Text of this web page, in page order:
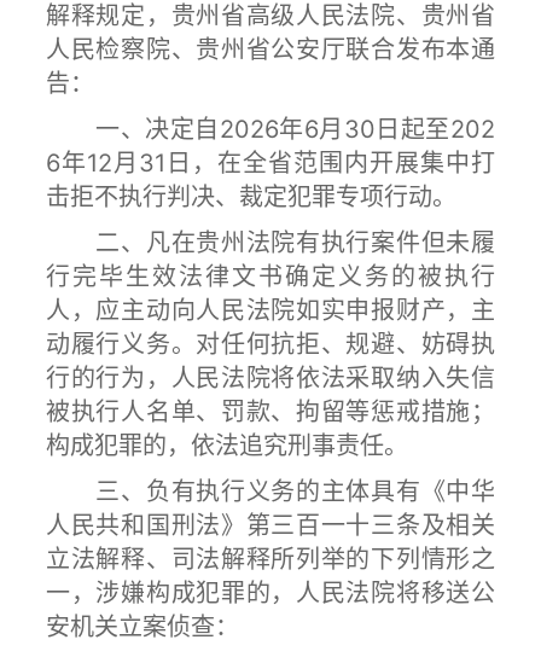
解释规定，贵州省高级人民法院、贵州省
人民检察院、贵州省公安厅联合发布本通
告：
一、决定自2026年6月30日起至202
6年12月31日，在全省范围内开展集中打
击拒不执行判决、裁定犯罪专项行动。
二、凡在贵州法院有执行案件但未履
行完毕生效法律文书确定义务的被执行
人，应主动向人民法院如实申报财产，主
动履行义务。对任何抗拒、规避、妨碍执
行的行为，人民法院将依法采取纳入失信
被执行人名单、罚款、拘留等惩戒措施；
构成犯罪的，依法追究刑事责任。
三、负有执行义务的主体具有《中华
人民共和国刑法》第三百一十三条及相关
立法解释、司法解释所列举的下列情形之
一，涉嫌构成犯罪的，人民法院将移送公
安机关立案侦查：